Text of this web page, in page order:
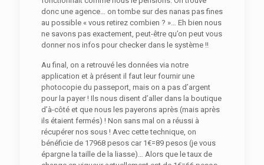
donc une agence… on tombe sur des nanas pas fines
au possible « vous retirez combien ? »… Eh bien nous
ne savons pas exactement, peut-être qu’on peut vous
donner nos infos pour checker dans le système !!
Au final, on a retrouvé les données via notre
application et à présent il faut leur fournir une
photocopie du passeport, mais on a pas d’argent
pour la payer ! Ils nous disent d’aller dans la boutique
d’à-côté et que nous les payerons après (mais après
ils étaient fermés) ! Non sans mal on a réussi à
récupérer nos sous ! Avec cette technique, on
bénéficie de 17968 pesos car 1€=89 pesos (je vous
épargne la taille de la liasse)… Alors que le taux de